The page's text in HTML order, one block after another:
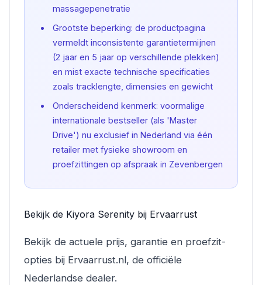
massagepenetratie
Grootste beperking: de productpagina
vermeldt inconsistente garantietermijnen
(2 jaar en 5 jaar op verschillende plekken)
en mist exacte technische specificaties
zoals tracklengte, dimensies en gewicht
Onderscheidend kenmerk: voormalige
internationale bestseller (als 'Master
Drive') nu exclusief in Nederland via één
retailer met fysieke showroom en
proefzittingen op afspraak in Zevenbergen
Bekijk de Kiyora Serenity bij Ervaarrust
Bekijk de actuele prijs, garantie en proefzit-
opties bij Ervaarrust.nl, de officiële
Nederlandse dealer.